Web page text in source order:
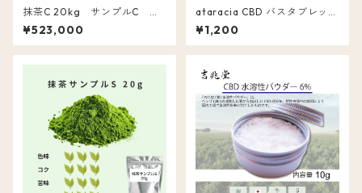
抹茶C 20kg サンプルC 同
品
¥523,000
ataracia CBD バスタブレット
5個入 ととのい フローラル
¥1,200